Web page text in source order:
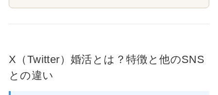
X（Twitter）婚活とは？特徴と他のSNS
との違い